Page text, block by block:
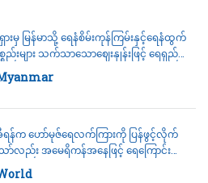
ားမှ မြန်မာသို့ ရေနံစိမ်းကုန်ကြမ်းနှင့်ရေနံထွက်
စည်းများ သက်သာသောဈေးနှုန်းဖြင့် ရေရှည်
ောက်ပံ့ရေး သဘောတူစာချွန်လွှာ လက်မှတ်
ေးထိုး
န်က ဟော်မုဇ်ရေလက်ကြားကို ပြန်ဖွင့်လိုက်
ာ်လည်း အမေရိကန်အနေဖြင့် ရေကြောင်း
ပိတ်ဆို့မှု ကို အဆုံးသတ်ရမည်ဟု တောင်းဆို